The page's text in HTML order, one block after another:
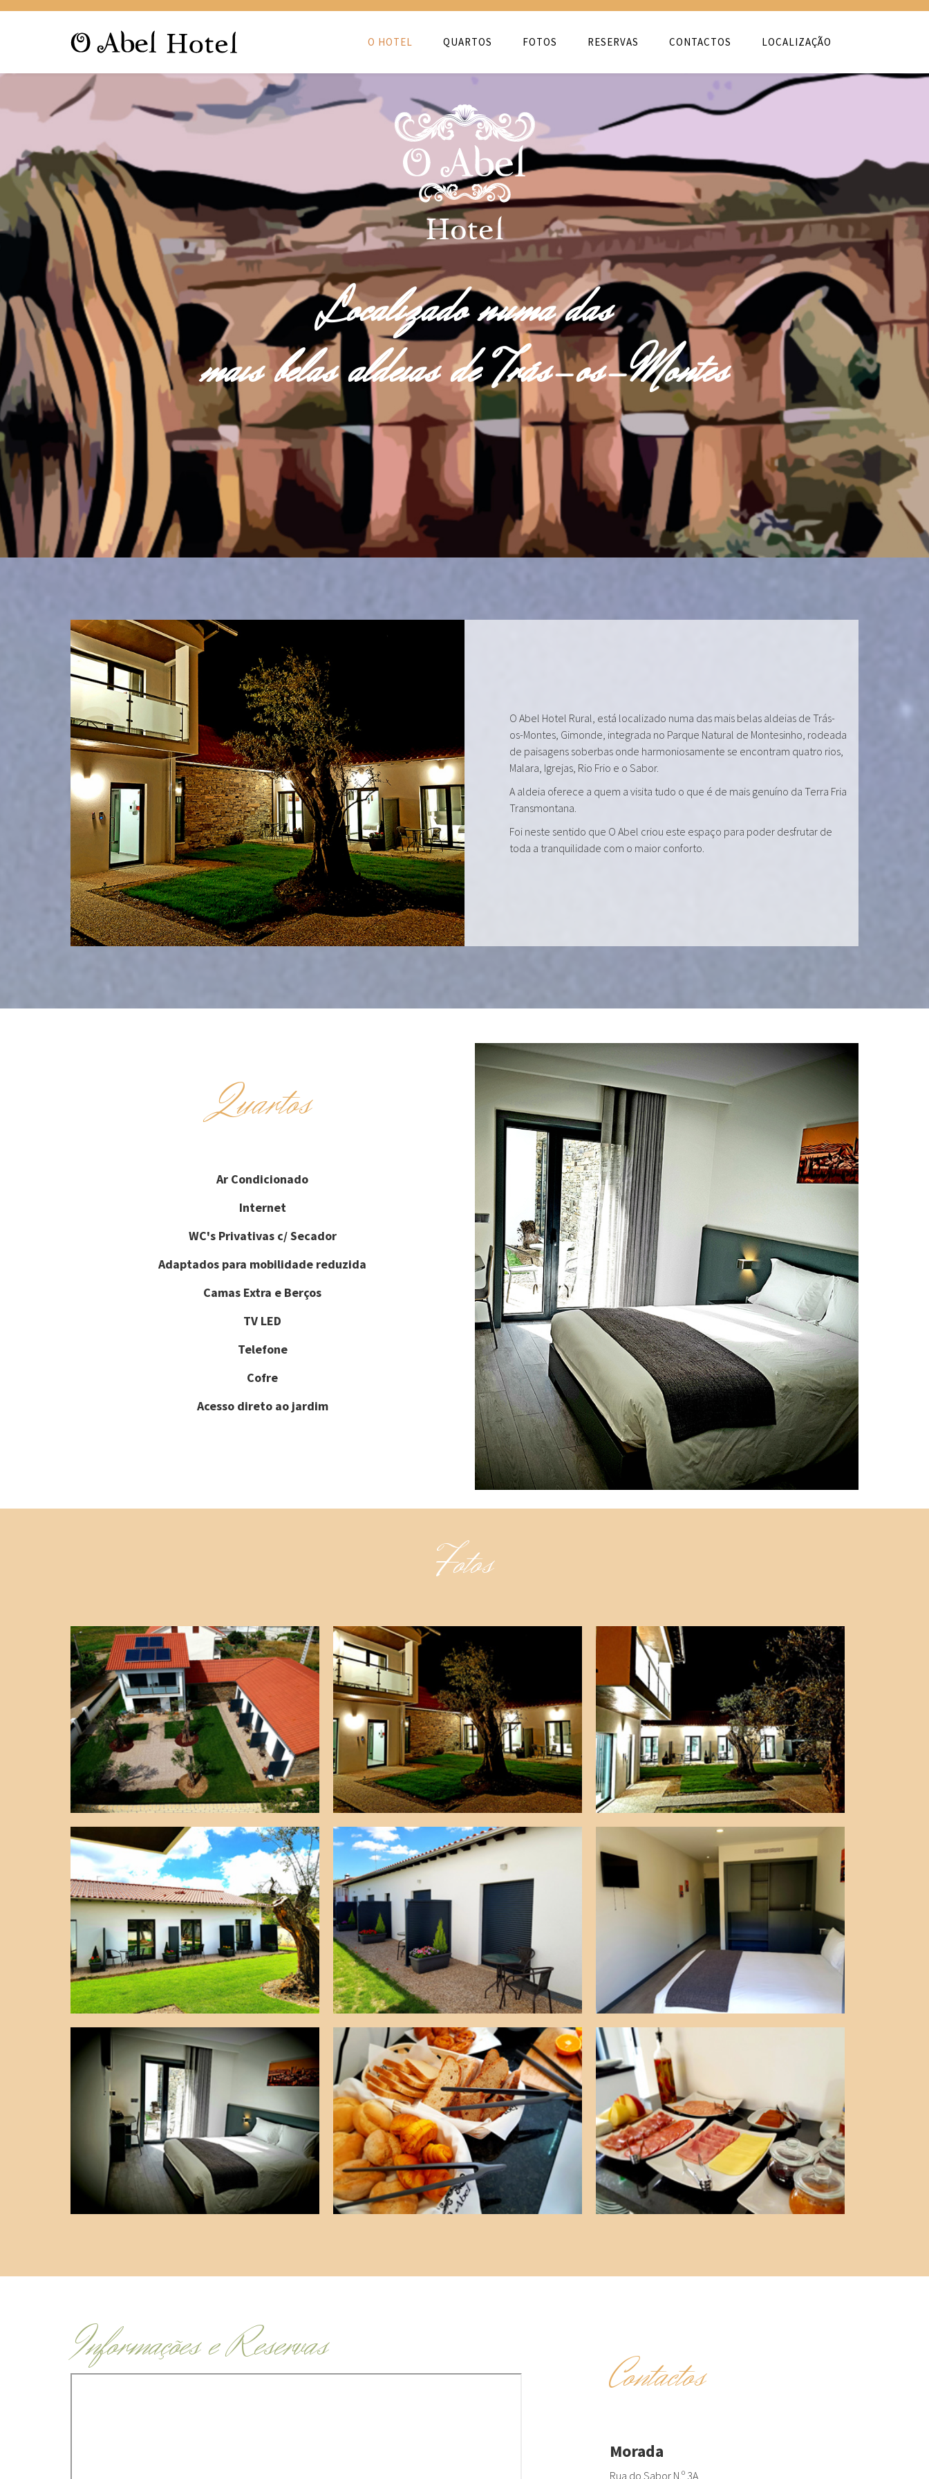
O HOTEL QUARTOS FOTOS RESERVAS CONTACTOS LOCALIZAÇÃO
Localizado numa das
mais belas aldeias de Trás-os-Montes
O Abel Hotel Rural, está localizado numa das mais belas aldeias de Trás-
os-Montes, Gimonde, integrada no Parque Natural de Montesinho, rodeada
de paisagens soberbas onde harmoniosamente se encontram quatro rios,
Malara, Igrejas, Rio Frio e o Sabor.
A aldeia oferece a quem a visita tudo o que é de mais genuíno da Terra Fria
Transmontana.
Foi neste sentido que O Abel criou este espaço para poder desfrutar de
toda a tranquilidade com o maior conforto.
Quartos
Ar Condicionado
Internet
WC's Privativas c/ Secador
Adaptados para mobilidade reduzida
Camas Extra e Berços
TV LED
Telefone
Cofre
Acesso direto ao jardim
Fotos
Informações e Reservas
Contactos
Morada
Rua do Sabor N.º 3A